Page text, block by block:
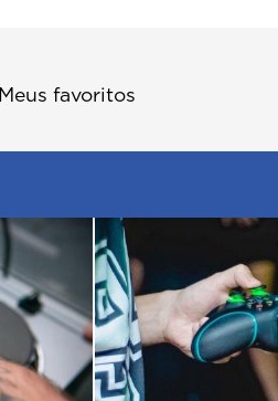
Meus favoritos